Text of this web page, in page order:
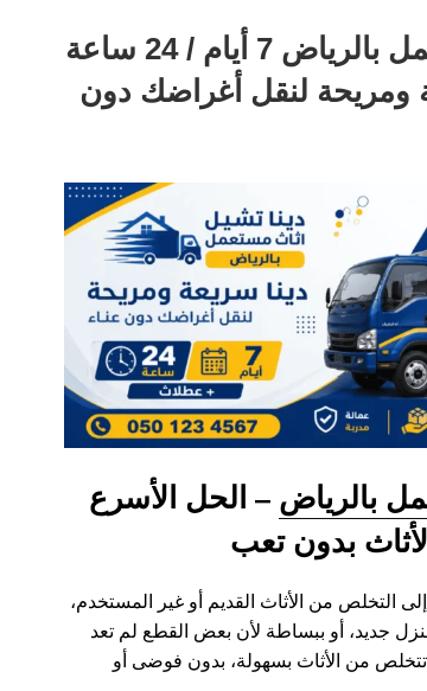
دينا تشيل اثاث مستعمل بالرياض 7 أيام / 24 ساعة
ومريحة لنقل أغراضك دون
بالرياض – الحل الأسرع
بدون تعب
التخلص من الأثاث القديم أو غير المستخدم،
جديد، أو ببساطة لأن بعض القطع لم تعد
من الأثاث بسهولة، بدون فوضى أو